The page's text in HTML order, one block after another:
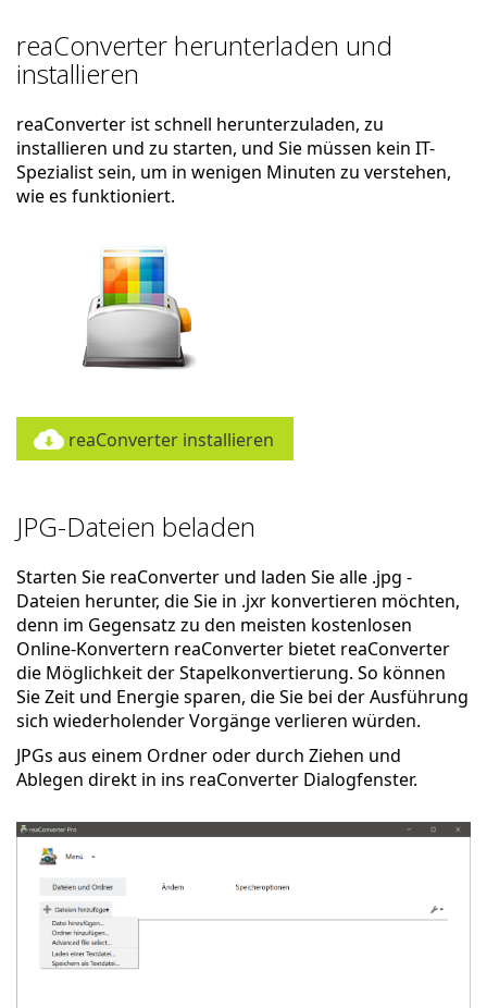
reaConverter herunterladen und
installieren
reaConverter ist schnell herunterzuladen, zu
installieren und zu starten, und Sie müssen kein IT-
Spezialist sein, um in wenigen Minuten zu verstehen,
wie es funktioniert.
reaConverter installieren
JPG-Dateien beladen
Starten Sie reaConverter und laden Sie alle .jpg -
Dateien herunter, die Sie in .jxr konvertieren möchten,
denn im Gegensatz zu den meisten kostenlosen
Online-Konvertern reaConverter bietet reaConverter
die Möglichkeit der Stapelkonvertierung. So können
Sie Zeit und Energie sparen, die Sie bei der Ausführung
sich wiederholender Vorgänge verlieren würden.
JPGs aus einem Ordner oder durch Ziehen und
Ablegen direkt in ins reaConverter Dialogfenster.